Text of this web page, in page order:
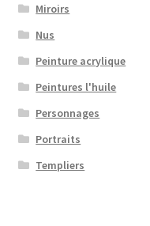
Miroirs
Nus
Peinture acrylique
Peintures l'huile
Personnages
Portraits
Templiers